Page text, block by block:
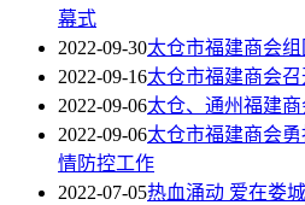
幕式
2022-09-30太仓市福建商会
2022-09-16太仓市福建商会
2022-09-06太仓、通州福建
2022-09-06太仓市福建商会
情防控工作
2022-07-05热血涌动 爱在娄城